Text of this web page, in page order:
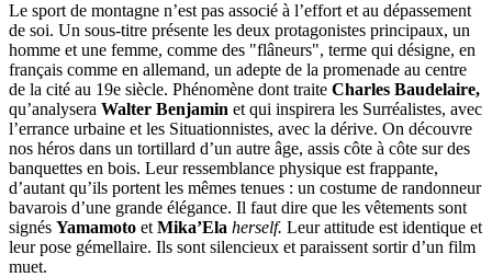
Le sport de montagne n’est pas associé à l’effort et au dépassement
de soi. Un sous-titre présente les deux protagonistes principaux, un
homme et une femme, comme des "flâneurs", terme qui désigne, en
français comme en allemand, un adepte de la promenade au centre
de la cité au 19e siècle. Phénomène dont traite Charles Baudelaire,
qu’analysera Walter Benjamin et qui inspirera les Surréalistes, avec
l’errance urbaine et les Situationnistes, avec la dérive. On découvre
nos héros dans un tortillard d’un autre âge, assis côte à côte sur des
banquettes en bois. Leur ressemblance physique est frappante,
d’autant qu’ils portent les mêmes tenues : un costume de randonneur
bavarois d’une grande élégance. Il faut dire que les vêtements sont
signés Yamamoto et Mika’Ela herself. Leur attitude est identique et
leur pose gémellaire. Ils sont silencieux et paraissent sortir d’un film
muet.